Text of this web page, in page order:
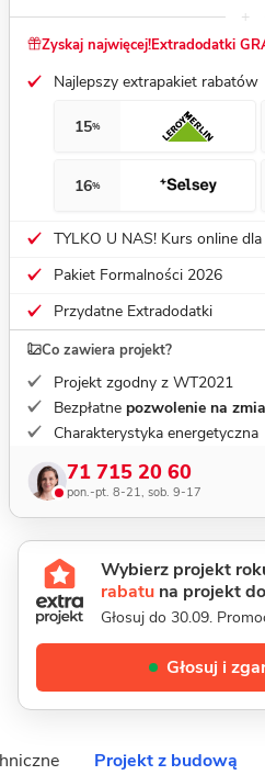
Zyskaj najwięcej!Extradodatki
Najlepszy extrapakiet rabatów
15%
16%
TYLKO U NAS! Kurs online
Pakiet Formalności 2026
Przydatne Extradodatki
Co zawiera projekt?
Projekt zgodny z WT2021
Bezpłatne pozwolenie na
Charakterystyka energetyczna
71 715 20 60
pon.-pt. 8-21, sob. 9-17
Wybierz projekt
rabatu na projekt
Głosuj do 30.09.
Głosuj i
Projekt z budową